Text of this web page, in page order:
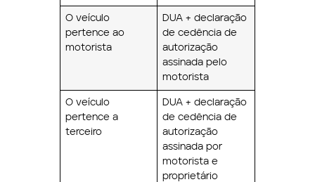
O veículo
pertence ao
motorista
DUA + declaração
de cedência de
autorização
assinada pelo
motorista
O veículo
pertence a
terceiro
DUA + declaração
de cedência de
autorização
assinada por
motorista e
proprietário